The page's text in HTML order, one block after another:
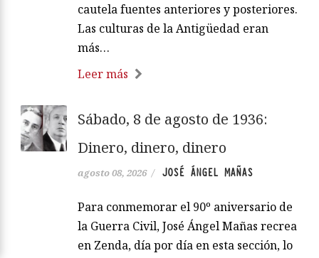
cautela fuentes anteriores y posteriores.
Las culturas de la Antigüedad eran
más…
Leer más
Sábado, 8 de agosto de 1936:
Dinero, dinero, dinero
agosto 08, 2026 / JOSÉ ÁNGEL MAÑAS
Para conmemorar el 90º aniversario de
la Guerra Civil, José Ángel Mañas recrea
en Zenda, día por día en esta sección, lo